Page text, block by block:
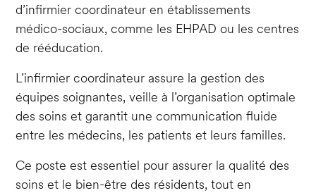
d’infirmier coordinateur en établissements
médico-sociaux, comme les EHPAD ou les centres
de rééducation.
L’infirmier coordinateur assure la gestion des
équipes soignantes, veille à l’organisation optimale
des soins et garantit une communication fluide
entre les médecins, les patients et leurs familles.
Ce poste est essentiel pour assurer la qualité des
soins et le bien-être des résidents, tout en